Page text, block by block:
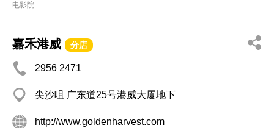
电影院
嘉禾港威 分店
2956 2471
尖沙咀 广东道25号港威大厦地下
http://www.goldenharvest.com